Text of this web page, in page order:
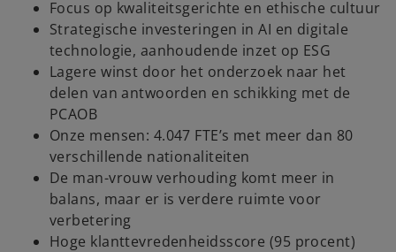
Focus op kwaliteitsgerichte en ethische cultuur
Strategische investeringen in AI en digitale
technologie, aanhoudende inzet op ESG
Lagere winst door het onderzoek naar het
delen van antwoorden en schikking met de
PCAOB
Onze mensen: 4.047 FTE’s met meer dan 80
verschillende nationaliteiten
De man-vrouw verhouding komt meer in
balans, maar er is verdere ruimte voor
verbetering
Hoge klanttevredenheidsscore (95 procent)